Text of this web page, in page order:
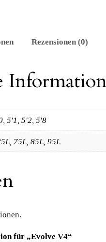
Rezensionen (0)
5'1, 5'2, 5'8
75L, 85L, 95L
für „Evolve V4“